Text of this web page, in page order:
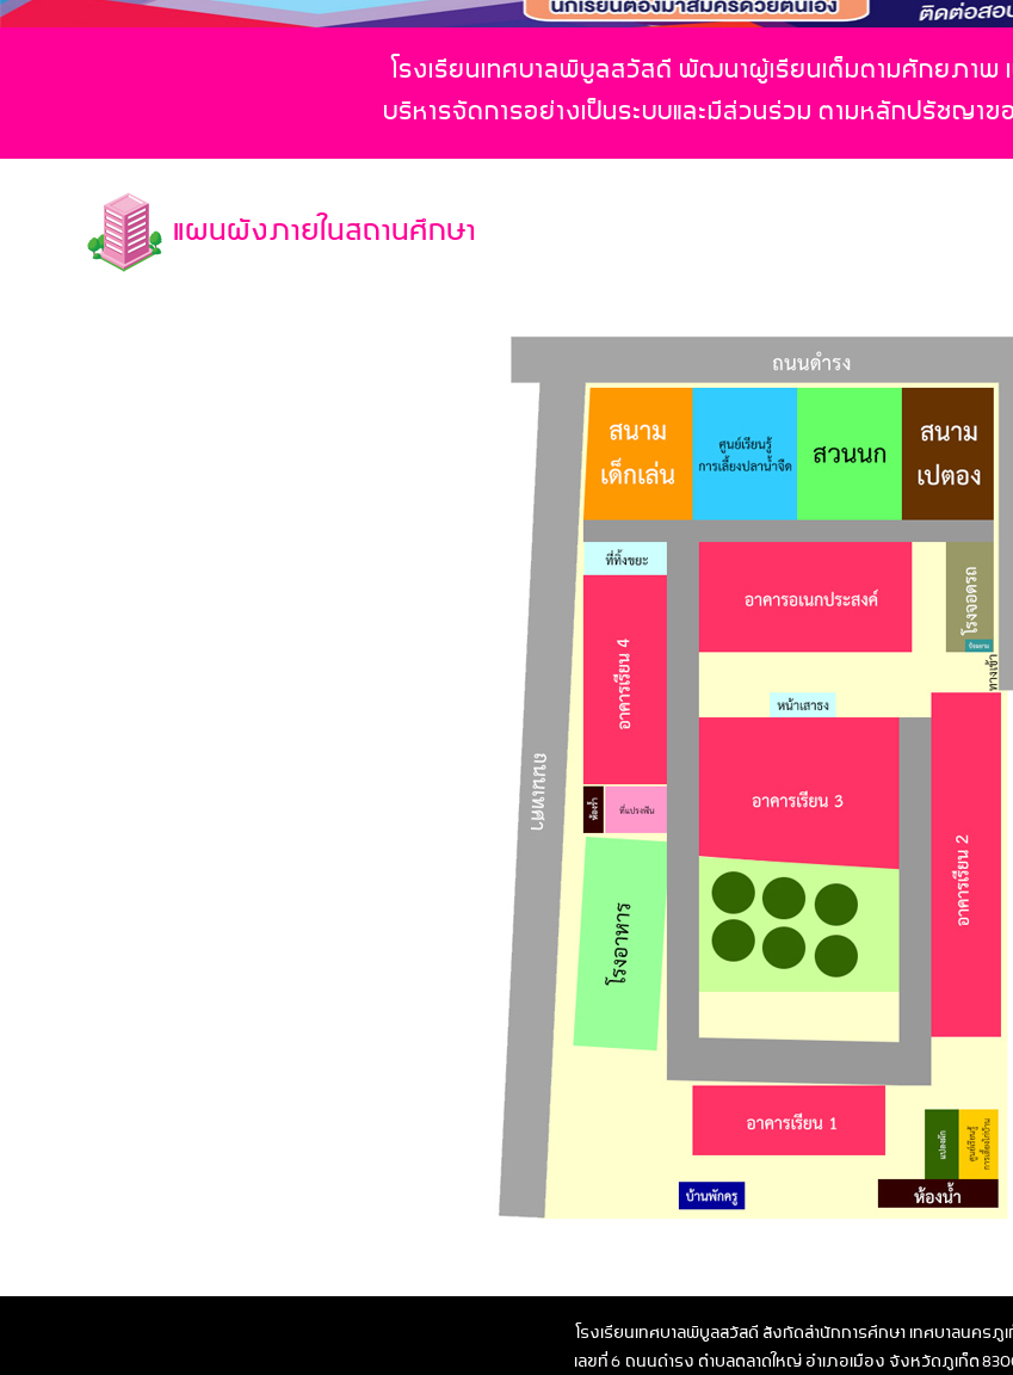
โรงเรียนเทศบาลพิบูลสวัสดี พัฒนาผู้เรียนเต็มตามศักยภาพ
บริหารจัดการอย่างเป็นระบบและมีส่วนร่วม ตามหลักปรัชญา
แผนผังภายในสถานศึกษา
โรงเรียนเทศบาลพิบูลสวัสดี สังกัดสำนักการศึกษา เทศบาลนครภู
เลขที่ 6 ถนนดำรง ตำบลตลาดใหญ่ อำเภอเมือง จังหวัดภูเก็ต